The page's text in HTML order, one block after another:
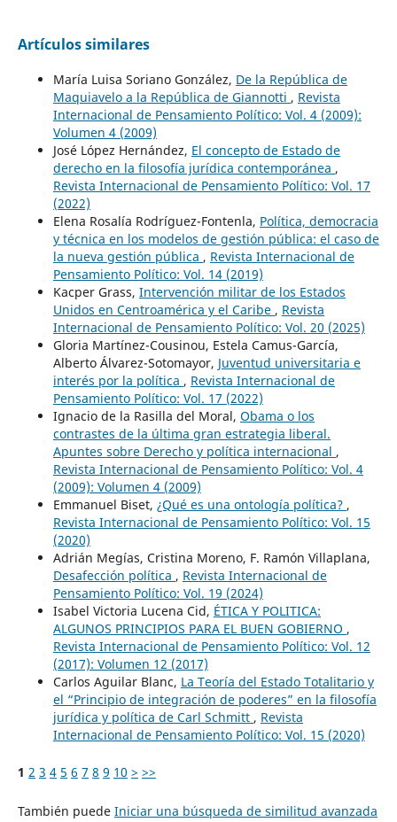
Artículos similares
María Luisa Soriano González, De la República de
Maquiavelo a la República de Giannotti , Revista
Internacional de Pensamiento Político: Vol. 4 (2009):
Volumen 4 (2009)
José López Hernández, El concepto de Estado de
derecho en la filosofía jurídica contemporánea ,
Revista Internacional de Pensamiento Político: Vol. 17
(2022)
Elena Rosalía Rodríguez-Fontenla, Política, democracia
y técnica en los modelos de gestión pública: el caso de
la nueva gestión pública , Revista Internacional de
Pensamiento Político: Vol. 14 (2019)
Kacper Grass, Intervención militar de los Estados
Unidos en Centroamérica y el Caribe , Revista
Internacional de Pensamiento Político: Vol. 20 (2025)
Gloria Martínez-Cousinou, Estela Camus-García,
Alberto Álvarez-Sotomayor, Juventud universitaria e
interés por la política , Revista Internacional de
Pensamiento Político: Vol. 17 (2022)
Ignacio de la Rasilla del Moral, Obama o los
contrastes de la última gran estrategia liberal.
Apuntes sobre Derecho y política internacional ,
Revista Internacional de Pensamiento Político: Vol. 4
(2009): Volumen 4 (2009)
Emmanuel Biset, ¿Qué es una ontología política? ,
Revista Internacional de Pensamiento Político: Vol. 15
(2020)
Adrián Megías, Cristina Moreno, F. Ramón Villaplana,
Desafección política , Revista Internacional de
Pensamiento Político: Vol. 19 (2024)
Isabel Victoria Lucena Cid, ÉTICA Y POLITICA:
ALGUNOS PRINCIPIOS PARA EL BUEN GOBIERNO ,
Revista Internacional de Pensamiento Político: Vol. 12
(2017): Volumen 12 (2017)
Carlos Aguilar Blanc, La Teoría del Estado Totalitario y
el “Principio de integración de poderes” en la filosofía
jurídica y política de Carl Schmitt , Revista
Internacional de Pensamiento Político: Vol. 15 (2020)
1 2 3 4 5 6 7 8 9 10 > >>
También puede Iniciar una búsqueda de similitud avanzada